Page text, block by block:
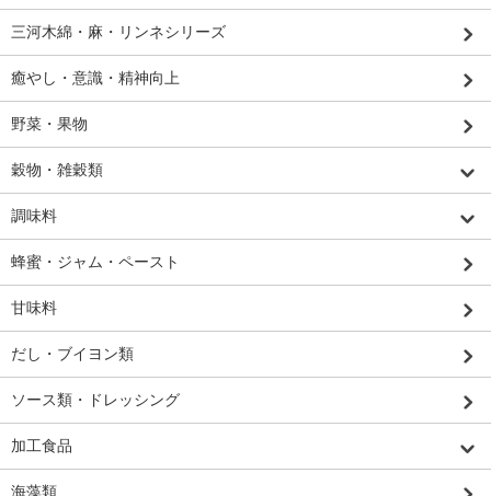
三河木綿・麻・リンネシリーズ
癒やし・意識・精神向上
野菜・果物
穀物・雑穀類
調味料
蜂蜜・ジャム・ペースト
甘味料
だし・ブイヨン類
ソース類・ドレッシング
加工食品
海藻類